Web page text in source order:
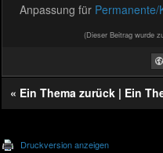
Anpassung für Permanente/
(Dieser Beitrag wurde
« Ein Thema zurück | Ein
Druckversion anzeigen